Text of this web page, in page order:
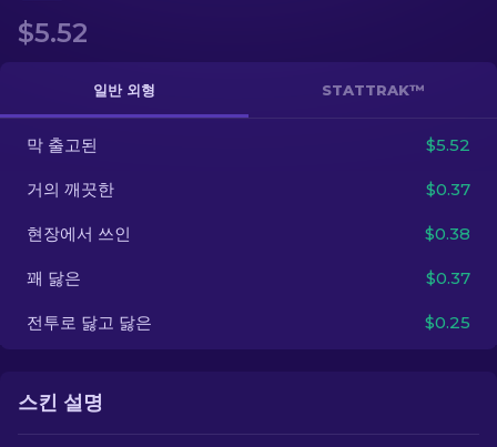
장갑
케이스
기타
$5.52
일반 외형 STATTRAK™
막 출고된 $5.52
거의 깨끗한 $0.37
현장에서 쓰인 $0.38
꽤 닳은 $0.37
전투로 닳고 닳은 $0.25
스킨 설명